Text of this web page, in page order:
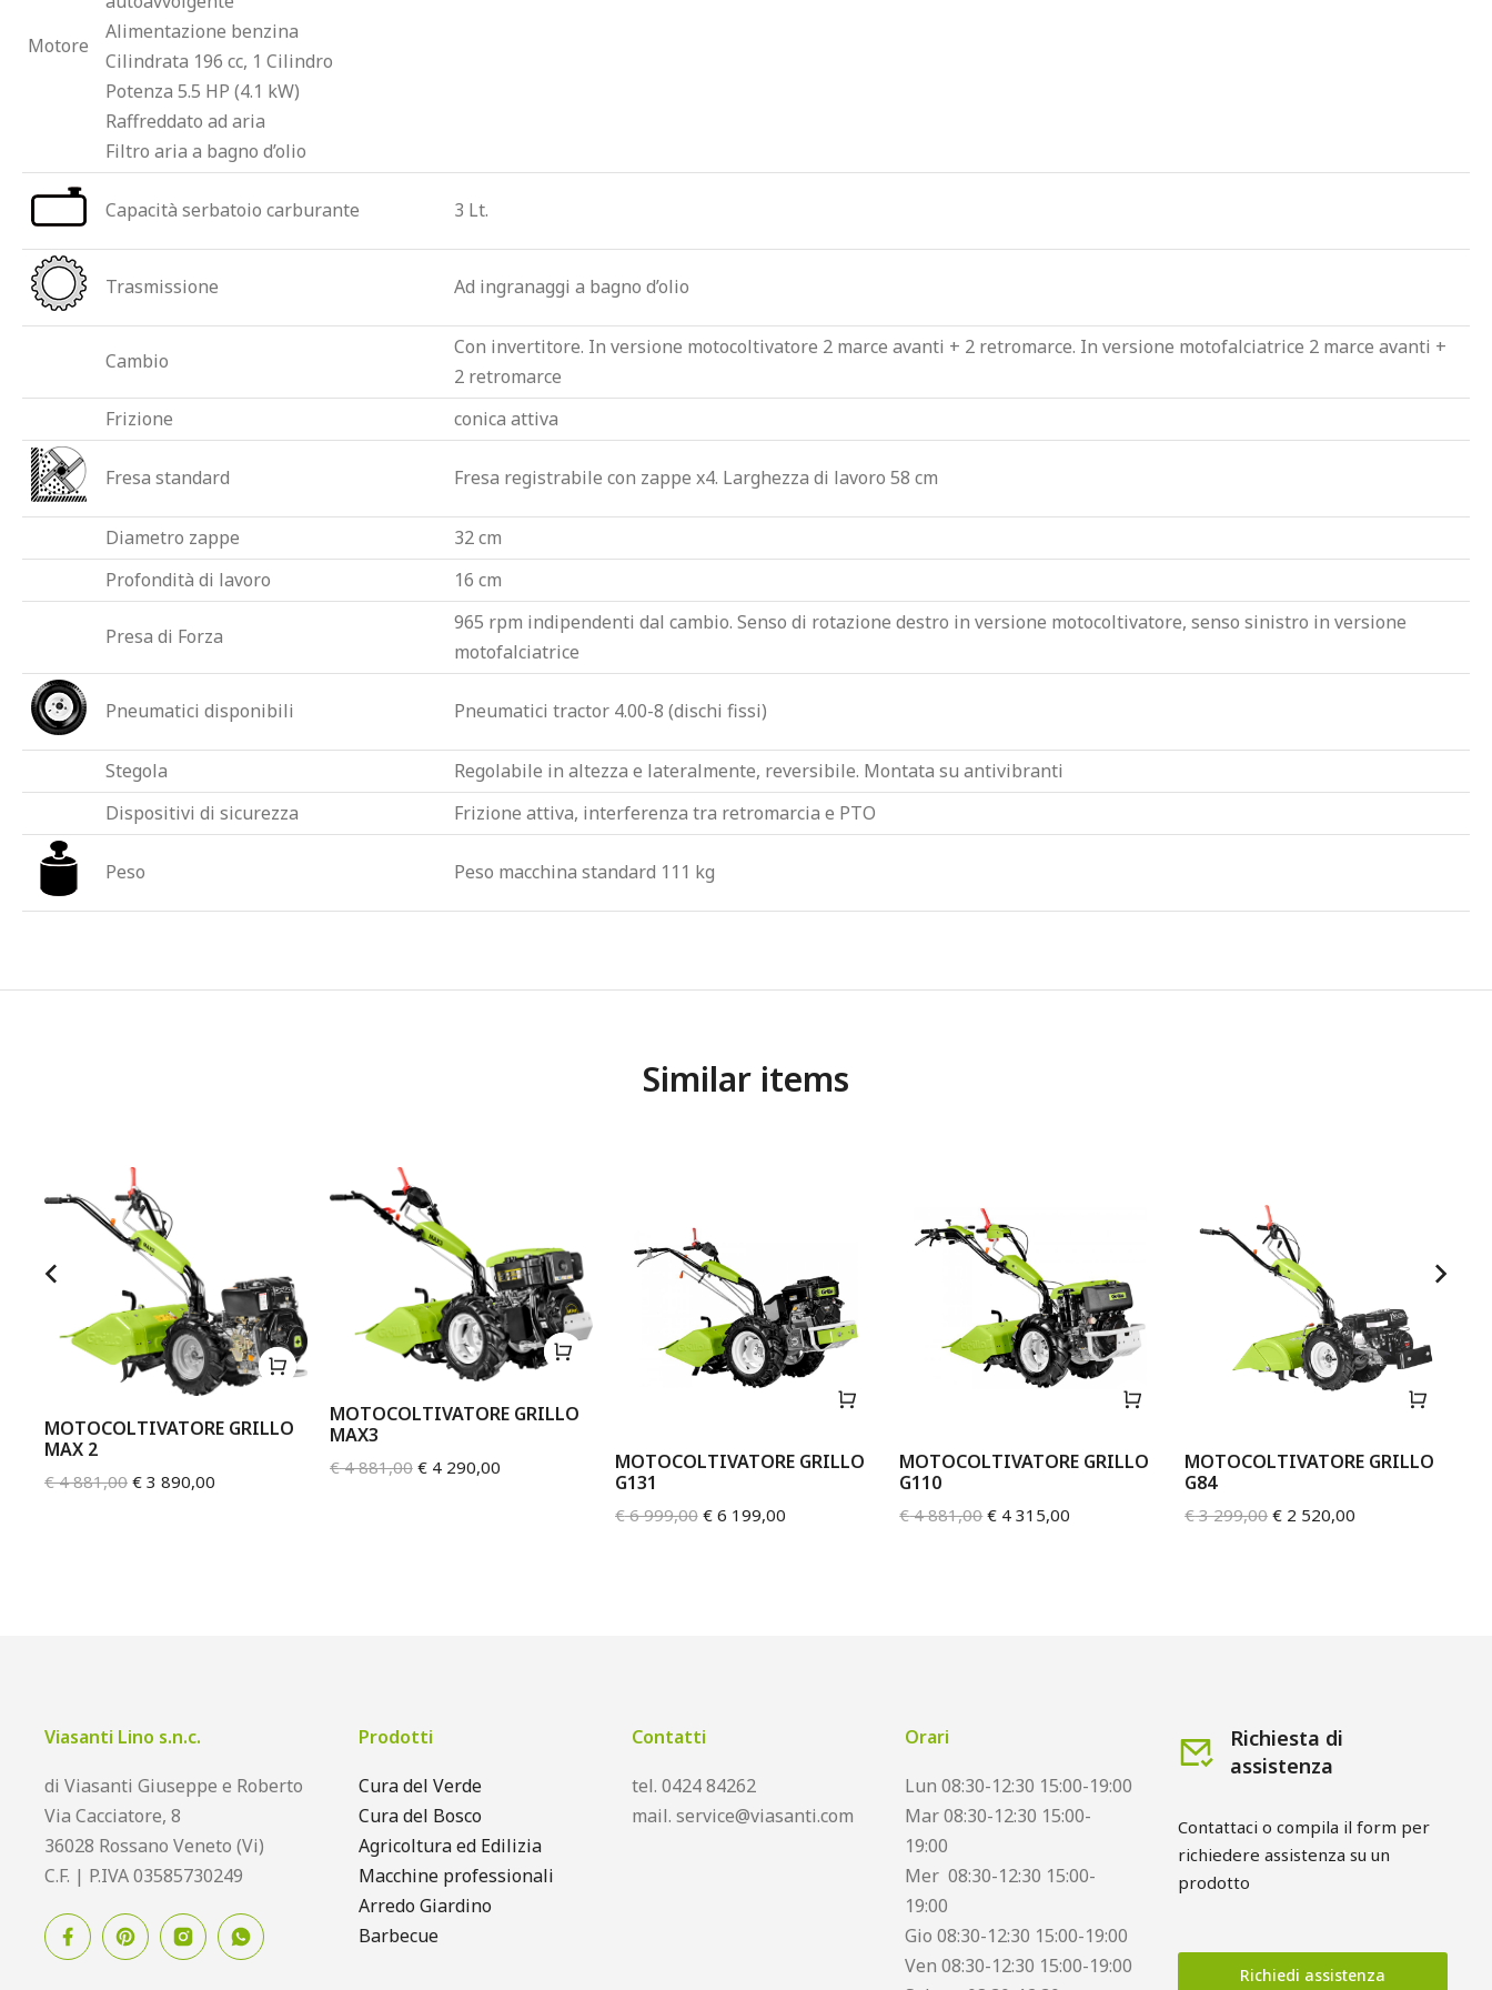
Motore
Alimentazione benzina
Cilindrata 196 cc, 1 Cilindro
Potenza 5.5 HP (4.1 kW)
Raffreddato ad aria
Filtro aria a bagno d’olio
Capacità serbatoio carburante 3 Lt.
Trasmissione Ad ingranaggi a bagno d’olio
Cambio
Con invertitore. In versione motocoltivatore 2 marce avanti + 2 retromarce. In versione motofalciatrice 2 marce avanti +
2 retromarce
Frizione
conica attiva
Fresa standard Fresa registrabile con zappe x4. Larghezza di lavoro 58 cm
Diametro zappe
32 cm
Profondità di lavoro
16 cm
Presa di Forza
965 rpm indipendenti dal cambio. Senso di rotazione destro in versione motocoltivatore, senso sinistro in versione
motofalciatrice
Pneumatici disponibili Pneumatici tractor 4.00-8 (dischi fissi)
Stegola
Regolabile in altezza e lateralmente, reversibile. Montata su antivibranti
Dispositivi di sicurezza
Frizione attiva, interferenza tra retromarcia e PTO
Peso Peso macchina standard 111 kg
Similar items
MOTOCOLTIVATORE GRILLO
MAX 2
€4 881,00 €3 890,00
MOTOCOLTIVATORE GRILLO
MAX3
€4 881,00 €4 290,00
MOTOCOLTIVATORE GRILLO
G131
€6 999,00 €6 199,00
MOTOCOLTIVATORE GRILLO
G110
€4 881,00 € 4 315,00
MOTOCOLTIVATORE GRILLO
G84
€3 299,00 € 2 520,00
Viasanti Lino s.n.c.
di Viasanti Giuseppe e Roberto
Via Cacciatore, 8
36028 Rossano Veneto (Vi)
C.F. | P.IVA 03585730249
Prodotti
Cura del Verde
Cura del Bosco
Agricoltura ed Edilizia
Macchine professionali
Arredo Giardino
Barbecue
Contatti
tel. 0424 84262
mail. service@viasanti.com
Orari
Lun 08:30-12:30 15:00-19:00
Mar 08:30-12:30 15:00-
19:00
Mer 08:30-12:30 15:00-
19:00
Gio 08:30-12:30 15:00-19:00
Ven 08:30-12:30 15:00-19:00
Richiesta di
assistenza
Contattaci o compila il form per
richiedere assistenza su un
prodotto
Richiedi assistenza